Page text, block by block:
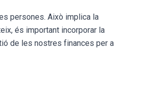
persones. Això implica la
és important incorporar la
de les nostres finances per a